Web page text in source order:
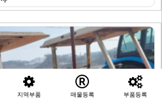
지역부품 매물등록 부품등록